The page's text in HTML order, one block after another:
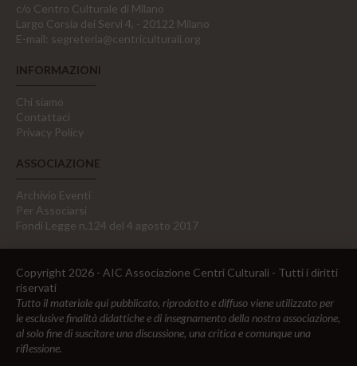
c/o Centro Culturale di Milano
Largo Corsia dei Servi 4, - 20122 Milano
E-mail: segreteria@centriculturali.org
INFORMAZIONI
Chi siamo
Contattaci
Privacy Policy
ASSOCIAZIONE
Archivio Eventi
Per Associarsi
Fondi Legge n.124 del 4 agosto 2017
Copyright 2026 - AIC Associazione Centri Culturali - Tutti i diritti
riservati
Tutto il materiale qui pubblicato, riprodotto e diffuso viene utilizzato per
le esclusive finalità didattiche e di insegnamento della nostra associazione,
al solo fine di suscitare una discussione, una critica e comunque una
riflessione.